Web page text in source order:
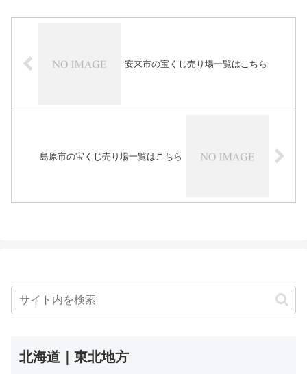
安来市の宝くじ売り場一覧はこちら
島原市の宝くじ売り場一覧はこちら
北海道｜東北地方